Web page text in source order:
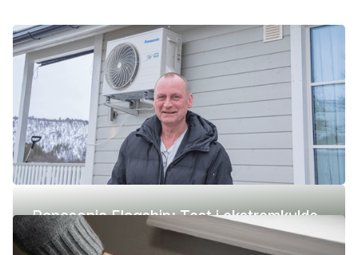
Panasonic Flagship: Test i ekstremkulde
(-42 °C)